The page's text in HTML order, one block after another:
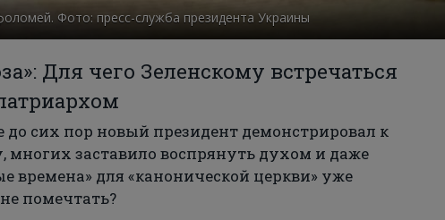
Фото: пресс-служба президента Украины
Для чего Зеленскому встречаться
до сих пор новый президент демонстрировал к
многих заставило воспрянуть духом и даже
времена» для «канонической церкви» уже
помечтать?